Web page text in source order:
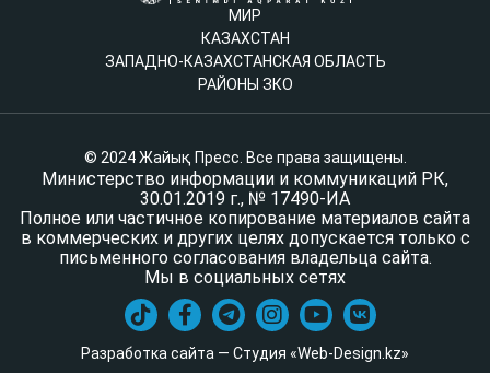
МИР
КАЗАХСТАН
ЗАПАДНО-КАЗАХСТАНСКАЯ ОБЛАСТЬ
РАЙОНЫ ЗКО
© 2024 Жайық Пресс. Все права защищены.
Министерство информации и коммуникаций РК,
30.01.2019 г., № 17490-ИА
Полное или частичное копирование материалов сайта
в коммерческих и других целях допускается только с
письменного согласования владельца сайта.
Мы в социальных сетях
Разработка сайта — Студия «Web-Design.kz»